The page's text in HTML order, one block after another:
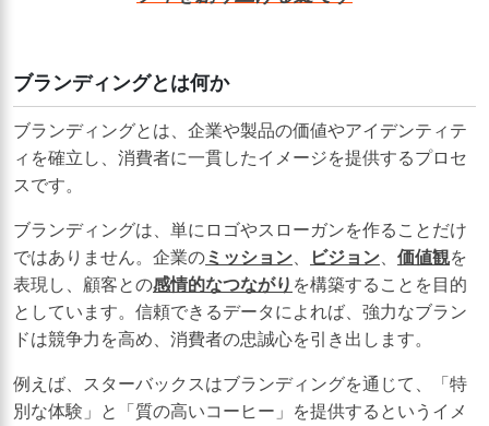
ブランディングとは何か
ブランディングとは、企業や製品の価値やアイデンティテ
ィを確立し、消費者に一貫したイメージを提供するプロセ
スです。
ブランディングは、単にロゴやスローガンを作ることだけ
ではありません。企業のミッション ビジョン 価値観を
表現し、顧客との感情的なつながり を構築することを目的
としています。信頼できるデータによれば、強力なブラン
ドは競争力を高め、消費者の忠誠心を引き出します。
例えば、スターバックスはブランディングを通じて、「特
別な体験」と「質の高いコーヒー」を提供するというイメ